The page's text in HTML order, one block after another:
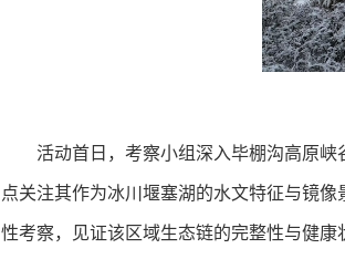
活动首日，考察小组深入毕棚沟高原峡
点关注其作为冰川堰塞湖的水文特征与镜像
性考察，见证该区域生态链的完整性与健